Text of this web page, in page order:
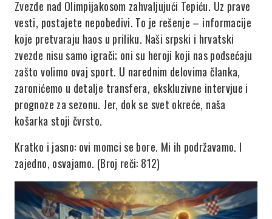
Zvezde nad Olimpijakosom zahvaljujući Tepiću. Uz prave
vesti, postajete nepobedivi. To je rešenje – informacije
koje pretvaraju haos u priliku. Naši srpski i hrvatski
zvezde nisu samo igrači; oni su heroji koji nas podsećaju
zašto volimo ovaj sport. U narednim delovima članka,
zaronićemo u detalje transfera, ekskluzivne intervjue i
prognoze za sezonu. Jer, dok se svet okreće, naša
košarka stoji čvrsto.
Kratko i jasno: ovi momci se bore. Mi ih podržavamo. I
zajedno, osvajamo. (Broj reči: 812)